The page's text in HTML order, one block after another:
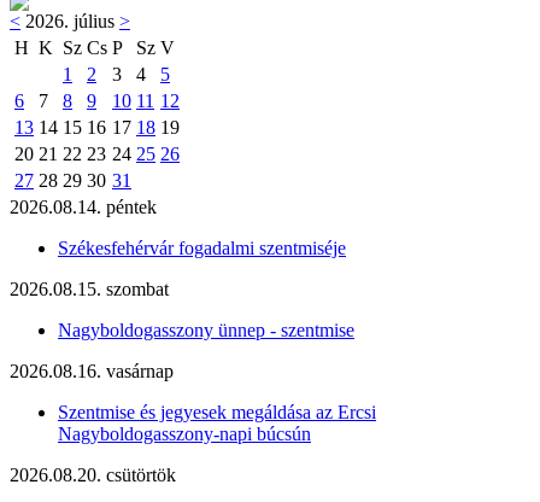
< 2026. július >
H K Sz Cs P Sz V
1
2 3 4
5
6
7 8 9 10 11 12
13 14 15 16 17 18 19
20 21 22 23 24 25 26
27 28 29 30 31
2026.08.14. péntek
Székesfehérvár fogadalmi szentmiséje
2026.08.15. szombat
Nagyboldogasszony ünnep - szentmise
2026.08.16. vasárnap
Szentmise és jegyesek megáldása az Ercsi
Nagyboldogasszony-napi búcsún
2026.08.20. csütörtök